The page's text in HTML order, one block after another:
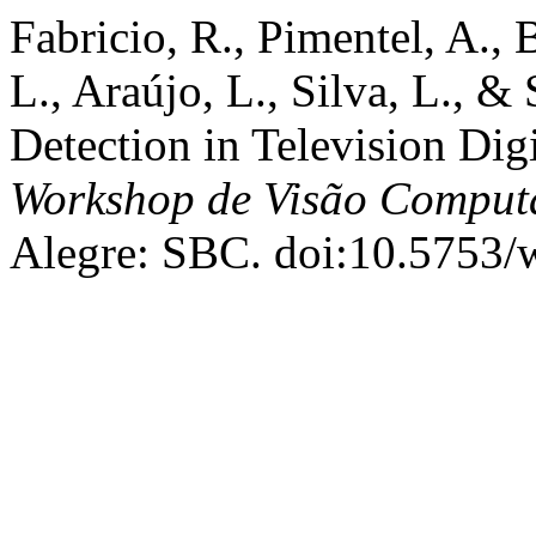
Fabricio, R., Pimentel, A.,
L., Araújo, L., Silva, L., &
Detection in Television
Workshop de Visão
Alegre: SBC. doi:10.5753/